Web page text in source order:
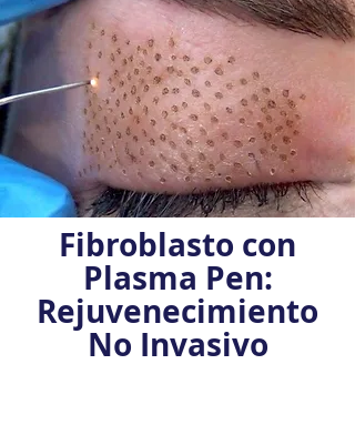
Fibroblasto con
Plasma Pen:
Rejuvenecimiento
No Invasivo